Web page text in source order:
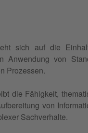
sich auf die
Anwendung von
Prozessen.
die Fähigkeit,
von
Sachverhalte.